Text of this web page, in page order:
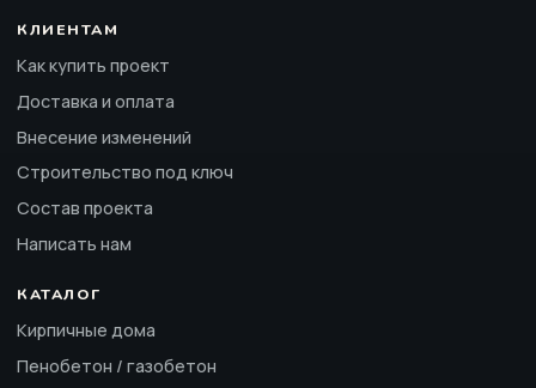
КЛИЕНТАМ
Как купить проект
Доставка и оплата
Внесение изменений
Строительство под ключ
Состав проекта
Написать нам
КАТАЛОГ
Кирпичные дома
Пенобетон / газобетон